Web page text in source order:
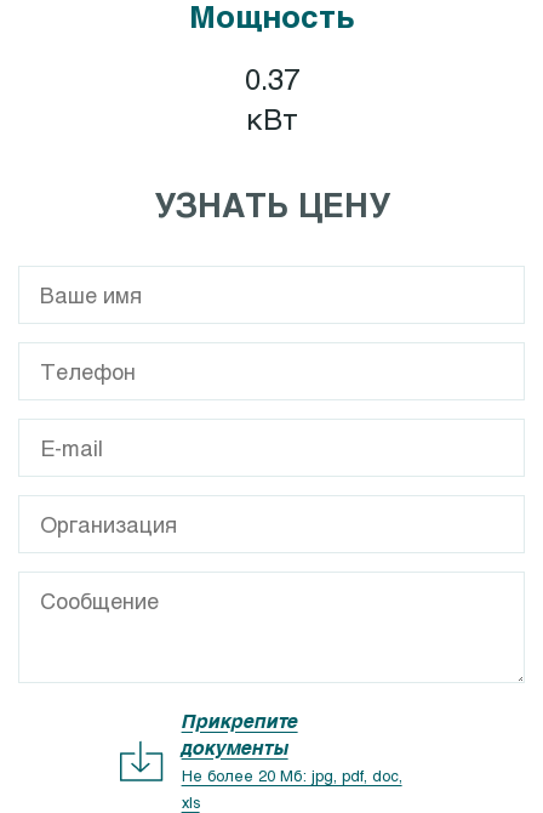
Мощность
0.37
кВт
УЗНАТЬ ЦЕНУ
Прикрепите
документы
Не более 20 Мб: jpg, pdf, doc,
xls